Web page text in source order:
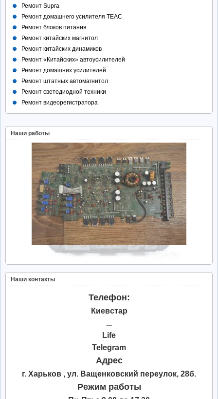
Ремонт Supra
Ремонт домашнего усилителя TEAC
Ремонт блоков питания
Ремонт китайских магнитол
Ремонт китайских динамиков
Ремонт «Китайских» автоусилителей
Ремонт домашних усилителей
Ремонт штатных автомагнитол
Ремонт светодиодной техники
Ремонт видеорегистратора
Наши работы
Наши контакты
Телефон:
Киевстар
...
Life
Telegram
Адрес
г. Харьков , ул. Ващенковский переулок, 28б.
Режим работы